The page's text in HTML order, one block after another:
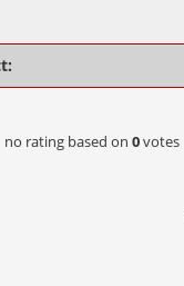
no ratingbased on 0votes